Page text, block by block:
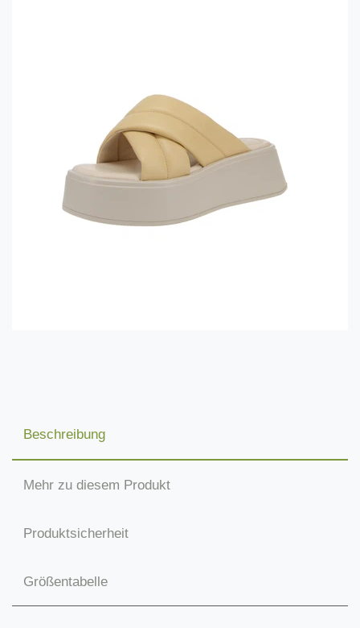
Beschreibung
Mehr zu diesem Produkt
Produktsicherheit
Größentabelle